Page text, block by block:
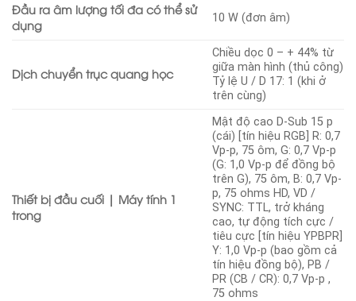
Đầu ra âm lượng tối đa có thể sử
dụng
10 W (đơn âm)
Dịch chuyển trục quang học
Chiều dọc 0 – + 44% từ
giữa màn hình (thủ công)
Tỷ lệ U / D 17: 1 (khi ở
trên cùng)
Thiết bị đầu cuối | Máy tính 1
trong
Mật độ cao D-Sub 15 p
(cái) [tín hiệu RGB] R: 0,7
Vp-p, 75 ôm, G: 0,7 Vp-p
(G: 1,0 Vp-p để đồng bộ
trên G), 75 ôm, B: 0,7 Vp-
p, 75 ohms HD, VD /
SYNC: TTL, trở kháng
cao, tự động tích cực /
tiêu cực [tín hiệu YPBPR]
Y: 1,0 Vp-p (bao gồm cả
tín hiệu đồng bộ), PB /
PR (CB / CR): 0,7 Vp-p ,
75 ohms